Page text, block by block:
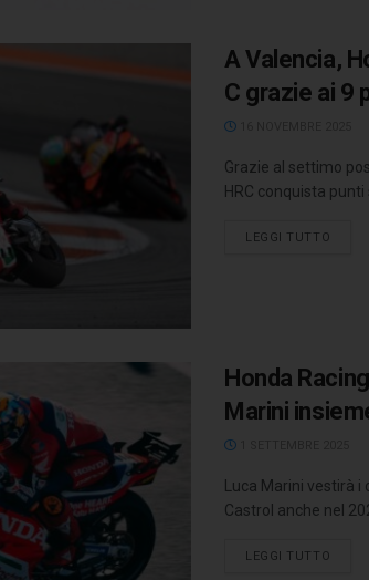
A Valencia,
C grazie ai 9
Grazie al settimo
HRC conquista
LEGGI TUTTO
Honda
Marini
Luca Marini vestirà
Castrol anche nel
LEGGI TUTTO